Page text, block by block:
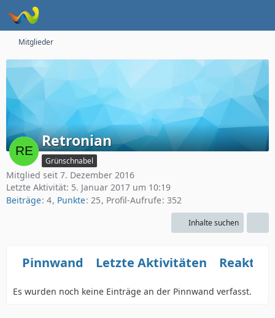
Mitglieder
Retronian
Grünschnabel
Mitglied seit 7. Dezember 2016
Letzte Aktivität: 5. Januar 2017 um 10:19
Beiträge 4 Punkte 25 Profil-Aufrufe 352
Inhalte suchen
Pinnwand Letzte Aktivitäten
Es wurden noch keine Einträge an der Pinnwand verfasst.